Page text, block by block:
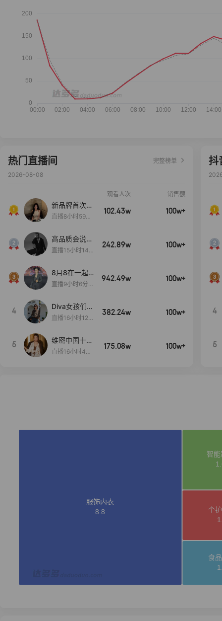
热门直播间
完整榜单
2026-08-08
观看人次 销售额
新品牌首次大
上新
直播8小时59分
102.43w 100w+
高品质会说
话….
直播15小时14
242.89w 100w+
8月8在一起
生日献礼盛典
直播9小时6分1
942.49w 100w+
4
Diva女孩们集
合啦~意大利
直播16小时12
382.24w 100w+
5
维密中国十周
年 与你如此
直播16小时48
175.08w 100w+
抖
4
5